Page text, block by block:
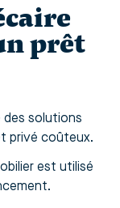
prêt
des solutions
privé coûteux.
est utilisé